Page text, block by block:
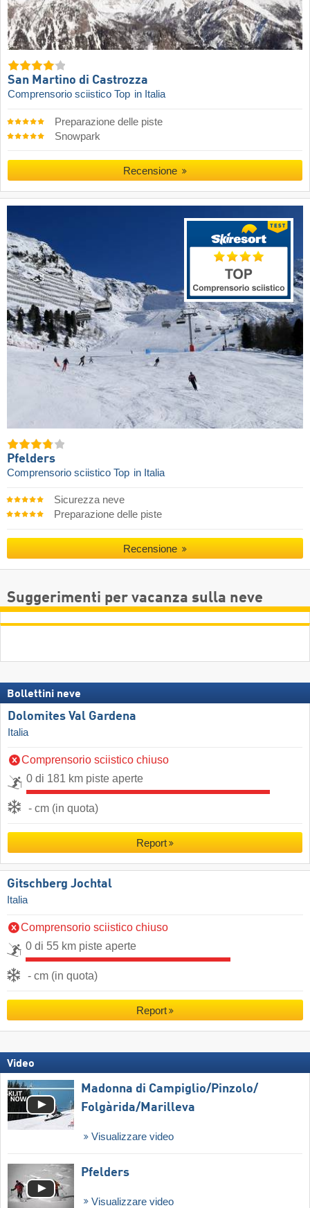
San Martino di Castrozza
Comprensorio sciistico Top in Italia
Preparazione delle piste
Snowpark
Recensione
Pfelders
Comprensorio sciistico Top in Italia
Sicurezza neve
Preparazione delle piste
Recensione
Suggerimenti per vacanza sulla neve
Bollettini neve
Dolomites Val Gardena
Italia
Comprensorio sciistico chiuso
0 di 181 km piste aperte
- cm (in quota)
Report
Gitschberg Jochtal
Italia
Comprensorio sciistico chiuso
0 di 55 km piste aperte
- cm (in quota)
Report
Video
Madonna di Campiglio/​Pinzolo/​
Folgàrida/​Marilleva
Visualizzare video
Pfelders
Visualizzare video